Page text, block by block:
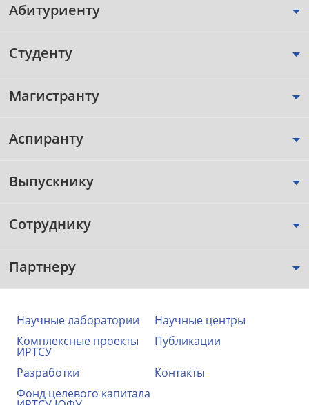
Абитуриенту
Студенту
Магистранту
Аспиранту
Выпускнику
Сотруднику
Партнеру
Научные лаборатории
Научные центры
Комплексные проекты
ИРТСУ
Публикации
Разработки
Контакты
Фонд целевого капитала